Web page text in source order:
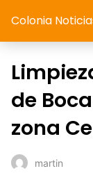
Colonia
de
zona
martin